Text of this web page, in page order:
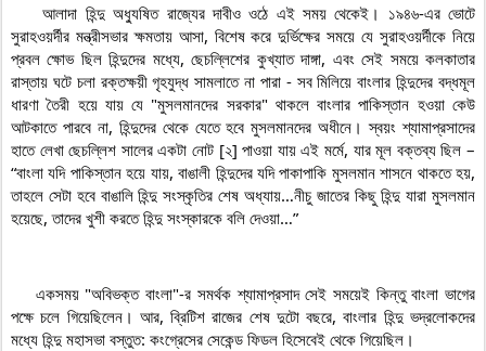
    আলাদা হিন্দু অধ্যুষিত রাজ্যের দাবীও ওঠে এই সময় থেকেই। ১৯৪৬-এর ভোটে
সুরাহওয়র্দীর মন্ত্রীসভার ক্ষমতায় আসা, বিশেষ করে দুর্ভিক্ষের সময়ে যে সুরাহওয়র্দীকে নিয়ে
প্রবল ক্ষোভ ছিল হিন্দুদের মধ্যে, ছেচল্লিশের কুখ্যাত দাঙ্গা, এবং সেই সময়ে কলকাতার
রাস্তায় ঘটে চলা রক্তক্ষয়ী গৃহযুদ্ধ সামলাতে না পারা - সব মিলিয়ে বাংলার হিন্দুদের বদ্ধমূল
ধারণা তৈরী হয়ে যায় যে "মুসলমানদের সরকার" থাকলে বাংলার পাকিস্তান হওয়া কেউ
আটকাতে পারবে না, হিন্দুদের থেকে যেতে হবে মুসলমানদের অধীনে। স্বয়ং শ্যামাপ্রসাদের
হাতে লেখা ছেচল্লিশ সালের একটা নোট [২] পাওয়া যায় এই মর্মে, যার মূল বক্তব্য ছিল –
“বাংলা যদি পাকিস্তান হয়ে যায়, বাঙালী হিন্দুদের যদি পাকাপাকি মুসলমান শাসনে থাকতে হয়,
তাহলে সেটা হবে বাঙালি হিন্দু সংস্কৃতির শেষ অধ্যায়…নীচু জাতের কিছু হিন্দু যারা মুসলমান
হয়েছে, তাদের খুশী করতে হিন্দু সংস্কারকে বলি দেওয়া…”
পক্ষে চলে গিয়েছিলেন। আর, ব্রিটিশ রাজের শেষ দুটো বছরে, বাংলার হিন্দু ভদ্রলোকদের
মধ্যে হিন্দু মহাসভা বস্তুত: কংগ্রেসের সেকেন্ড ফিডল হিসেবেই থেকে গিয়েছিল।